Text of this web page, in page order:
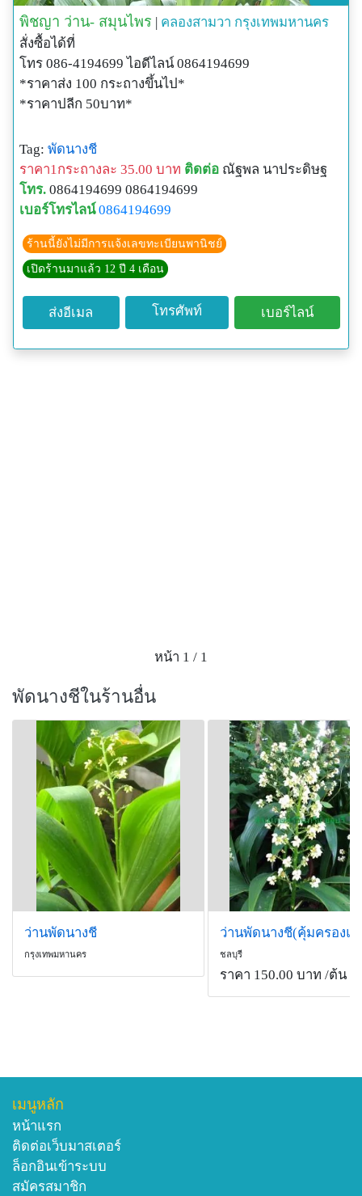
พิชญา ว่าน- สมุนไพร | คลองสามวา กรุงเทพมหานคร
สั่งซื้อได้ที่
โทร 086-4194699 ไอดีไลน์ 0864194699
*ราคาส่ง 100 กระถางขึ้นไป*
*ราคาปลีก 50บาท*
Tag: พัดนางชี
ราคา1กระถางละ 35.00 บาท ติดต่อ ณัฐพล นาประดิษฐ
โทร. 0864194699 0864194699
เบอร์โทรไลน์ 0864194699
ร้านนี้ยังไม่มีการแจ้งเลขทะเบียนพานิชย์
เปิดร้านมาแล้ว 12 ปี 4 เดือน
ส่งอีเมล โทรศัพท์ เบอร์ไลน์
หน้า 1 / 1
พัดนางชีในร้านอื่น
ว่านพัดนางชี
กรุงเทพมหานคร ชลบุรี
ราคา 150.00 บาท /ต้น
เมนูหลัก
หน้าแรก
ติดต่อเว็บมาสเตอร์
ล็อกอินเข้าระบบ
สมัครสมาชิก